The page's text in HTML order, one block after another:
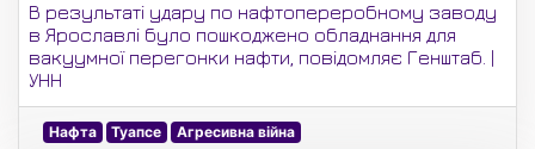
В результаті удару по нафтопереробному заводу
в Ярославлі було пошкоджено обладнання для
вакуумної перегонки нафти, повідомляє Генштаб. |
УНН
Нафта Туапсе Агресивна війна